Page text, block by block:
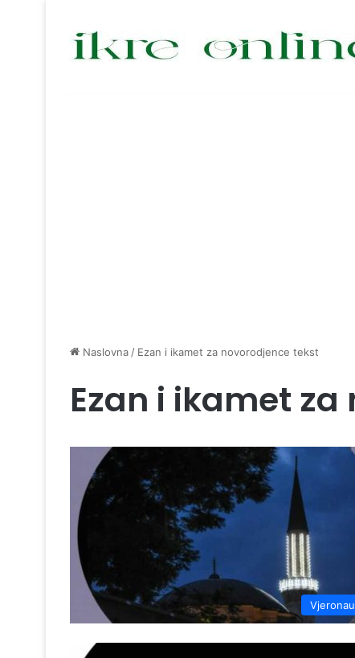
Naslovna / Ezan i ikamet za novorodjence tekst
Ezan i ikamet